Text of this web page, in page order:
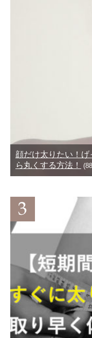
顔だけ太りたい！げ
ら丸くする方法！